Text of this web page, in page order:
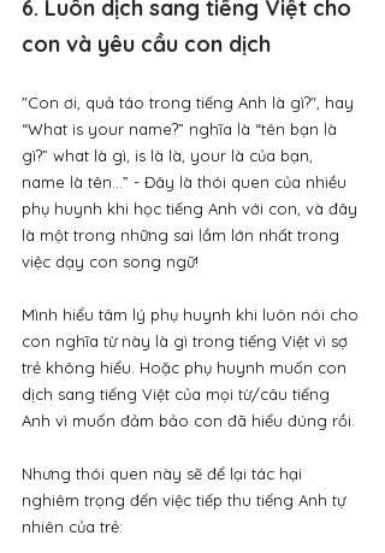
6. Luôn dịch sang tiếng Việt cho
con và yêu cầu con dịch
"Con ơi, quả táo trong tiếng Anh là gì?", hay
“What is your name?” nghĩa là “tên bạn là
gì?” what là gì, is là là, your là của bạn,
name là tên...” - Đây là thói quen của nhiều
phụ huynh khi học tiếng Anh với con, và đây
là một trong những sai lầm lớn nhất trong
việc dạy con song ngữ!
Mình hiểu tâm lý phụ huynh khi luôn nói cho
con nghĩa từ này là gì trong tiếng Việt vì sợ
trẻ không hiểu. Hoặc phụ huynh muốn con
dịch sang tiếng Việt của mọi từ/câu tiếng
Anh vì muốn đảm bảo con đã hiểu đúng rồi.
Nhưng thói quen này sẽ để lại tác hại
nghiêm trọng đến việc tiếp thu tiếng Anh tự
nhiên của trẻ: